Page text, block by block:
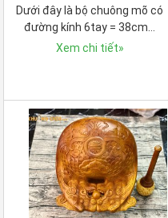
Dưới đây là bộ chuông mõ có
đường kính 6tay = 38cm…
Xem chi tiết»